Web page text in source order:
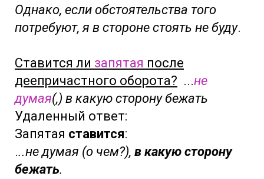
Однако, если обстоятельства того
потребуют, я в стороне стоять не буду.
Ставится ли запятая после
деепричастного оборота? ...не
думая(,) в какую сторону бежать
Удаленный ответ:
Запятая ставится:
...не думая (о чем?), в какую сторону
бежать.